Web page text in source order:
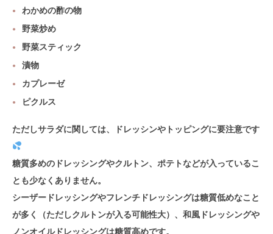
わかめの酢の物
野菜炒め
野菜スティック
漬物
カプレーゼ
ピクルス
ただしサラダに関しては、ドレッシンやトッピングに要注意です
糖質多めのドレッシングやクルトン、ポテトなどが入っているこ
とも少なくありません。
シーザードレッシングやフレンチドレッシングは糖質低めなこと
が多く
（ただしクルトンが入る可能性大）、和風ドレッシングや
ノンオイルドレッシングは糖質高めです。